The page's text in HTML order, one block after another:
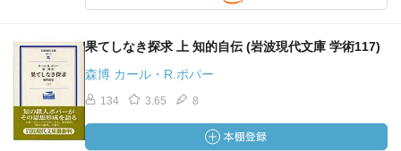
果てしなき探求 上 知的自伝 (岩波現代文庫 学術117)
森博 カール・R.ポパー
134 3.65 8